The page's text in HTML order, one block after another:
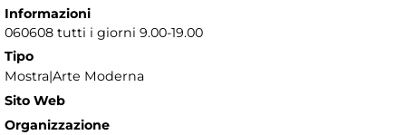
Informazioni
060608 tutti i giorni 9.00-19.00
Tipo
Mostra|Arte Moderna
Sito Web
Organizzazione